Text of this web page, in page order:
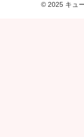
© 2025 キュ